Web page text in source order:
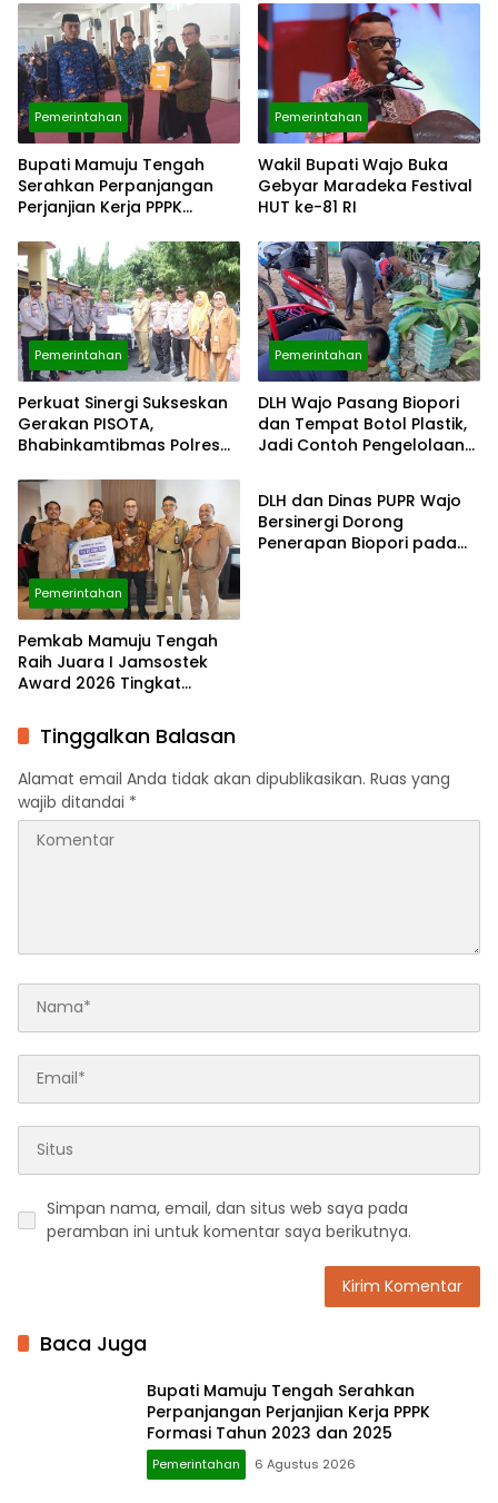
Pemerintahan
Bupati Mamuju Tengah
Serahkan Perpanjangan
Perjanjian Kerja PPPK
2025
Pemerintahan
Wakil Bupati Wajo Buka
Gebyar Maradeka Festival
HUT ke-81 RI
Pemerintahan
Perkuat Sinergi Sukseskan
Gerakan PISOTA,
Bhabinkamtibmas Polres
Penggerak Cinta
Lingkungan
Pemerintahan
DLH Wajo Pasang Biopori
dan Tempat Botol Plastik,
Jadi Contoh Pengelolaan
Pemerintahan
Pemkab Mamuju Tengah
Raih Juara I Jamsostek
Award 2026 Tingkat
Pemerintahan
DLH dan Dinas PUPR Wajo
Bersinergi Dorong
Penerapan Biopori pada
Tinggalkan Balasan
Alamat email Anda tidak akan dipublikasikan. Ruas yang
wajib ditandai *
Simpan nama, email, dan situs web saya pada
peramban ini untuk komentar saya berikutnya.
Baca Juga
Bupati Mamuju Tengah Serahkan
Perpanjangan Perjanjian Kerja PPPK
Formasi Tahun 2023 dan 2025
Pemerintahan 6 Agustus 2026